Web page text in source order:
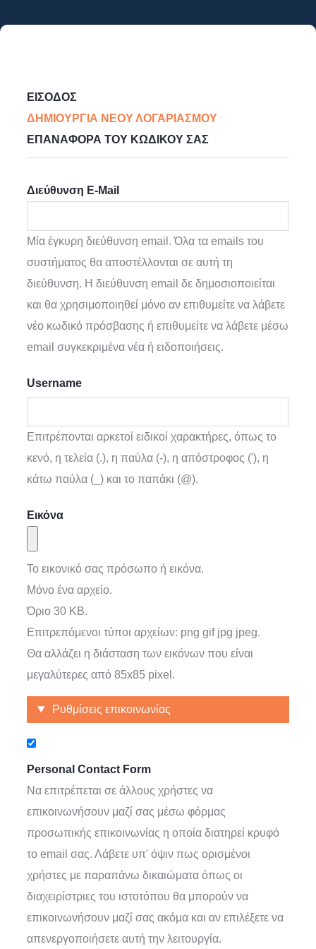
προς
περιεχόμενο
Primary
Tabs
ΕΊΣΟΔΟΣ
ΔΗΜΙΟΥΡΓΊΑ ΝΈΟΥ ΛΟΓΑΡΙΑΣΜΟΎ
ΕΠΑΝΑΦΟΡΆ ΤΟΥ ΚΩΔΙΚΟΎ ΣΑΣ
Διεύθυνση E-Mail
Μία έγκυρη διεύθυνση email. Όλα τα emails του
συστήματος θα αποστέλλονται σε αυτή τη
διεύθυνση. Η διεύθυνση email δε δημοσιοποιείται
και θα χρησιμοποιηθεί μόνο αν επιθυμείτε να λάβετε
νέο κωδικό πρόσβασης ή επιθυμείτε να λάβετε μέσω
email συγκεκριμένα νέα ή ειδοποιήσεις.
Username
Επιτρέπονται αρκετοί ειδικοί χαρακτήρες, όπως το
κενό, η τελεία (.), η παύλα (-), η απόστροφος ('), η
κάτω παύλα (_) και το παπάκι (@).
Εικόνα
Το εικονικό σας πρόσωπο ή εικόνα.
Μόνο ένα αρχείο.
Όριο 30 KB.
Επιτρεπόμενοι τύποι αρχείων: png gif jpg jpeg.
Θα αλλάζει η διάσταση των εικόνων που είναι
μεγαλύτερες από 85x85 pixel.
Απόκρυψη
Ρυθμίσεις επικοινωνίας
Personal Contact Form
Να επιτρέπεται σε άλλους χρήστες να
επικοινωνήσουν μαζί σας μέσω φόρμας
προσωπικής επικοινωνίας η οποία διατηρεί κρυφό
το email σας. Λάβετε υπ' όψιν πως ορισμένοι
χρήστες με παραπάνω δικαιώματα όπως οι
διαχειρίστριες του ιστοτόπου θα μπορούν να
επικοινωνήσουν μαζί σας ακόμα και αν επιλέξετε να
απενεργοποιήσετε αυτή την λειτουργία.